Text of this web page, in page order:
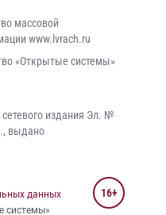
массовой
www.lvrach.ru
«Открытые системы»
сетевого издания Эл. №
выдано
данных
системы»
16+